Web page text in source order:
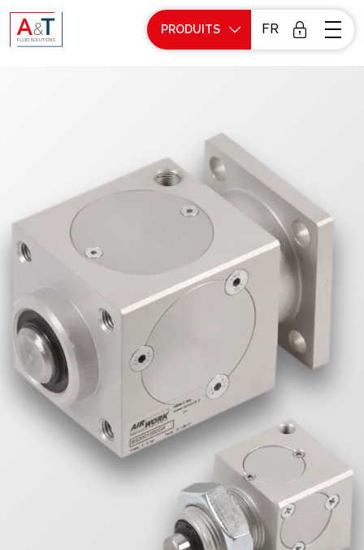
PRODUITS FR